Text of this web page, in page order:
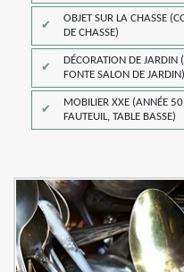
OBJET SUR LA CHASSE
DE CHASSE)
DÉCORATION DE JARDIN
FONTE SALON DE JARDIN)
MOBILIER XXE (ANNÉE
FAUTEUIL, TABLE BASSE)